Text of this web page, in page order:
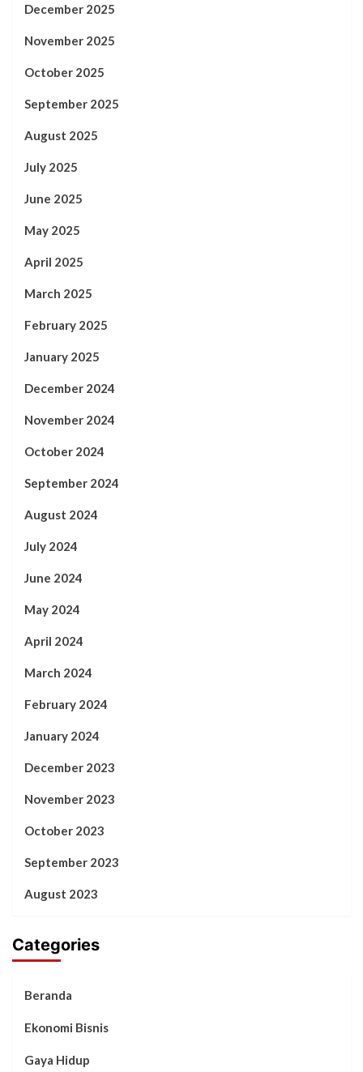
December 2025
November 2025
October 2025
September 2025
August 2025
July 2025
June 2025
May 2025
April 2025
March 2025
February 2025
January 2025
December 2024
November 2024
October 2024
September 2024
August 2024
July 2024
June 2024
May 2024
April 2024
March 2024
February 2024
January 2024
December 2023
November 2023
October 2023
September 2023
August 2023
Categories
Beranda
Ekonomi Bisnis
Gaya Hidup